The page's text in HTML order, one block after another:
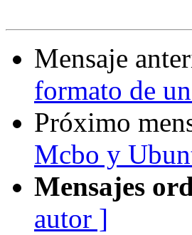
Mensaje
formato de
Próximo
Mcbo y
Mensajes
autor ]